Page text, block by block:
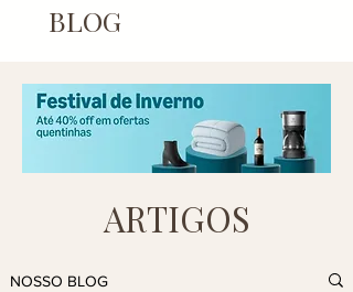
BLOG
ARTIGOS
NOSSO BLOG